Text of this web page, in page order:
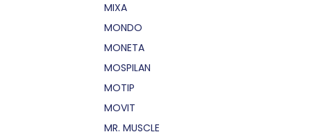
MIXA
MONDO
MONETA
MOSPILAN
MOTIP
MOVIT
MR. MUSCLE